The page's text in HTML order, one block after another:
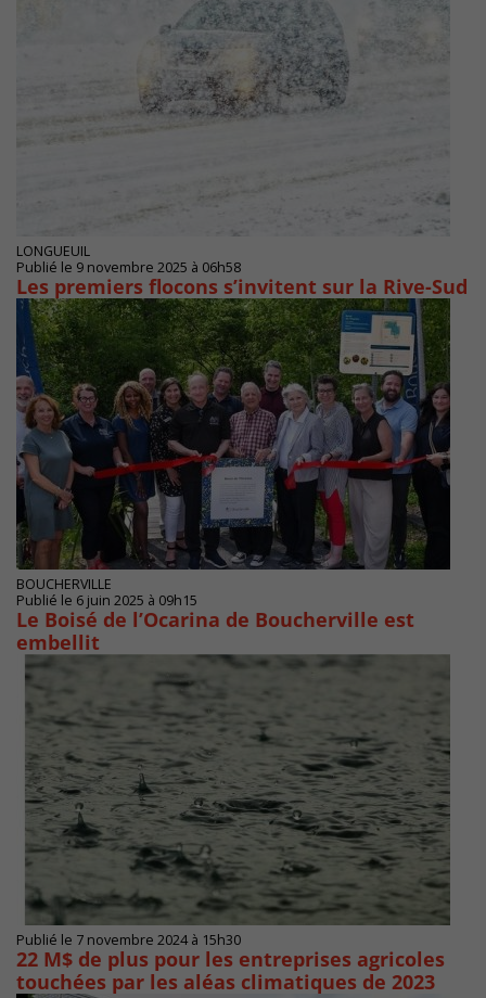
LONGUEUIL
Publié le 9 novembre 2025 à 06h58
Les premiers flocons s’invitent sur la Rive-Sud
BOUCHERVILLE
Publié le 6 juin 2025 à 09h15
Le Boisé de l’Ocarina de Boucherville est
embellit
Publié le 7 novembre 2024 à 15h30
22 M$ de plus pour les entreprises agricoles
touchées par les aléas climatiques de 2023